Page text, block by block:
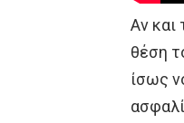
Αν και
θέση
ίσως